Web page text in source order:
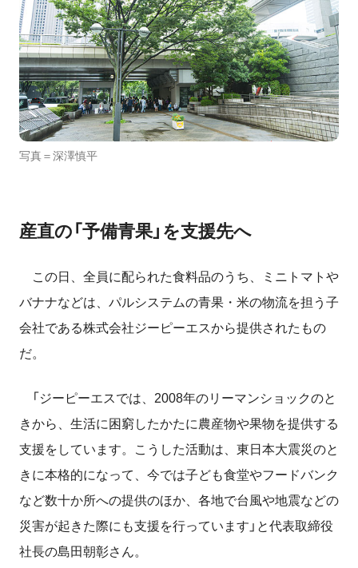
写真＝深澤慎平
産直の「予備青果」を支援先へ
この日、全員に配られた食料品のうち、ミニトマトや
バナナなどは、パルシステムの青果・米の物流を担う子
会社である株式会社ジーピーエスから提供されたもの
だ。
「ジーピーエスでは、2008年のリーマンショックのと
きから、生活に困窮したかたに農産物や果物を提供する
支援をしています。こうした活動は、東日本大震災のと
きに本格的になって、今では子ども食堂やフードバンク
など数十か所への提供のほか、各地で台風や地震などの
災害が起きた際にも支援を行っています」と代表取締役
社長の島田朝彰さん。